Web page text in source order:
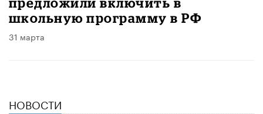
школьную программу в РФ
31 марта
НОВОСТИ